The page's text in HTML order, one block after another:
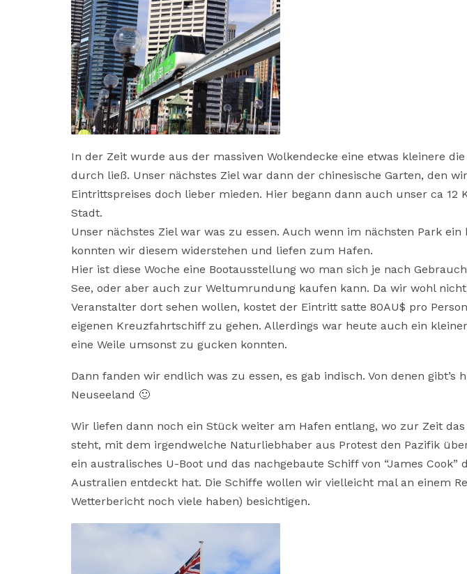
In der Zeit wurde aus der massiven Wolkendecke eine etwas kleinere
durch ließ. Unser nächstes Ziel war dann der chinesische Garten, den
Eintrittspreises doch lieber mieden. Hier begann dann auch unser ca
Stadt.
Unser nächstes Ziel war was zu essen. Auch wenn im nächsten Park ein
konnten wir diesem widerstehen und liefen zum Hafen.
Hier ist diese Woche eine Bootausstellung wo man sich je nach
See, oder aber auch zur Weltumrundung kaufen kann. Da wir wohl
Veranstalter dort sehen wollen, kostet der Eintritt satte 80AU$ pro
eigenen Kreuzfahrtschiff zu gehen. Allerdings war heute auch ein
eine Weile umsonst zu gucken konnten.
Dann fanden wir endlich was zu essen, es gab indisch. Von denen gibt’s
Neuseeland 🙂
Wir liefen dann noch ein Stück weiter am Hafen entlang, wo zur Zeit
steht, mit dem irgendwelche Naturliebhaber aus Protest den Pazifik
ein australisches U-Boot und das nachgebaute Schiff von “James Cook”
Australien entdeckt hat. Die Schiffe wollen wir vielleicht mal an einem
Wetterbericht noch viele haben) besichtigen.